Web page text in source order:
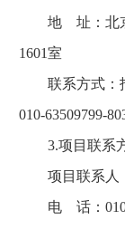
地 址：北京
1601室
联系方式：招
010-63509799-
3.项目联系
项目联系人：
电 话：010-